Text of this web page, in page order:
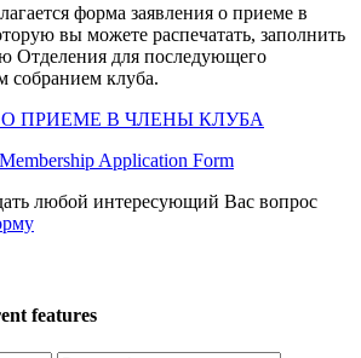
форма заявления о приеме в
вы можете распечатать, заполнить
Отделения для последующего
собранием клуба.
ПРИЕМЕ В ЧЛЕНЫ КЛУБА
Application Form
любой интересующий Вас вопрос
features